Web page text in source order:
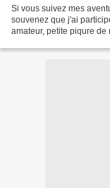
Si vous suivez mes
souvenez que j'ai
amateur, petite piqure de